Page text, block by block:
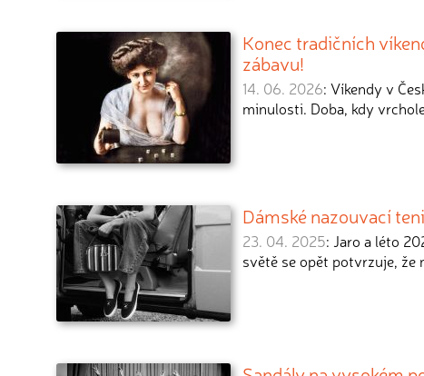
Konec tradičních
zábavu!
14. 06. 2026: Víkendy v
minulosti. Doba, kdy
Dámské nazouvací
23. 04. 2025: Jaro a léto
světě se opět potvrzuje, že